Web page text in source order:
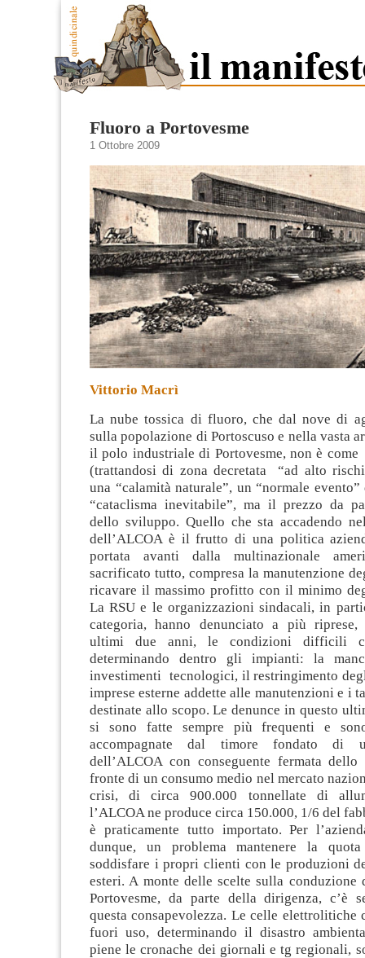
Fluoro a Portovesme
1 Ottobre 2009
Vittorio Macrì
La nube tossica di fluoro, che dal nove di
sulla popolazione di Portoscuso e nella vasta
il polo industriale di Portovesme, non è come
(trattandosi di zona decretata “ad alto
una “calamità naturale”, un “normale
“cataclisma inevitabile”, ma il prezzo da
dello sviluppo. Quello che sta accadendo
dell’ALCOA è il frutto di una politica
portata avanti dalla multinazionale
sacrificato tutto, compresa la manutenzione
ricavare il massimo profitto con il minimo
La RSU e le organizzazioni sindacali, in
categoria, hanno denunciato a più riprese,
ultimi due anni, le condizioni difficili
determinando dentro gli impianti: la
investimenti tecnologici, il restringimento
imprese esterne addette alle manutenzioni e i
destinate allo scopo. Le denunce in questo
si sono fatte sempre più frequenti e
accompagnate dal timore fondato di
dell’ALCOA con conseguente fermata
fronte di un consumo medio nel mercato
crisi, di circa 900.000 tonnellate di
l’ALCOA ne produce circa 150.000, 1/6 del
è praticamente tutto importato. Per
dunque, un problema mantenere la
soddisfare i propri clienti con le produzioni
esteri. A monte delle scelte sulla conduzione
Portovesme, da parte della dirigenza, c’è
questa consapevolezza. Le celle elettrolitiche
fuori uso, determinando il disastro
piene le cronache dei giornali e tg regionali,